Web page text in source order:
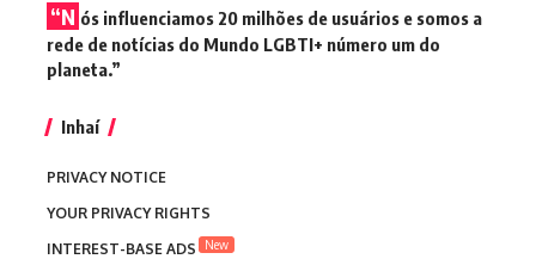
“N ós influenciamos 20 milhões de usuários e somos a
rede de notícias do Mundo LGBTI+ número um do
planeta.”
Inhaí
PRIVACY NOTICE
YOUR PRIVACY RIGHTS
INTEREST-BASE ADS
New